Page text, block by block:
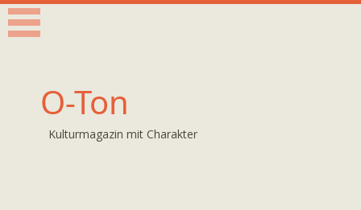
O-Ton
Kulturmagazin mit Charakter